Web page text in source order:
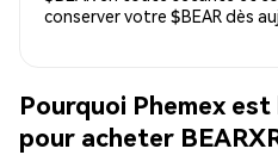
conserver votre $BEAR dès
Pourquoi Phemex
pour acheter